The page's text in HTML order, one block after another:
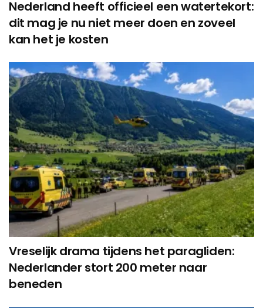
Nederland heeft officieel een watertekort:
dit mag je nu niet meer doen en zoveel
kan het je kosten
Vreselijk drama tijdens het paragliden:
Nederlander stort 200 meter naar
beneden